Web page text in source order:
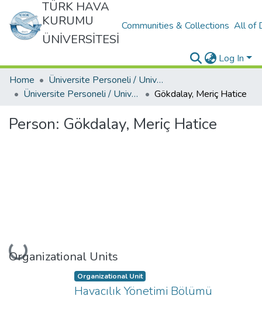
TÜRK HAVA
KURUMU
ÜNİVERSİTESİ
Communities & Collections All of
Log In
Home
Üniversite Personeli / University Personnel
Üniversite Personeli / University Personnel
Gökdalay, Meriç Hatice
Person: Gökdalay, Meriç Hatice
Loading...
Organizational Units
Organizational Unit
Havacılık Yönetimi Bölümü